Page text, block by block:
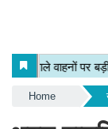
Home